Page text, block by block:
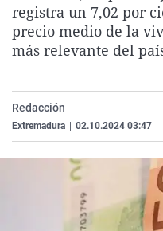
registra un 7,02 por
precio medio de la
más relevante del
Redacción
Extremadura 02.10.2024 03:47